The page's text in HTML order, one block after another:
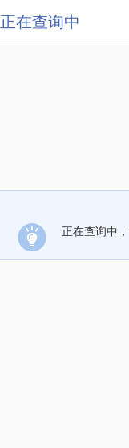
正在查询中
正在查询中